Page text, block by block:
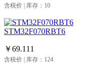
含税价 | 库存：10
STM32F070RBT6
￥69.111
含税价 | 库存：124